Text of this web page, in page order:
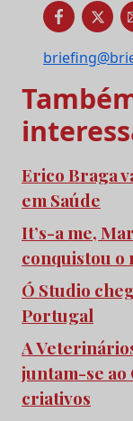
Erico Braga
em Saúde
It’s-a me,
conquistou o
Ó Studio
Portugal
A
juntam-se ao
criativos